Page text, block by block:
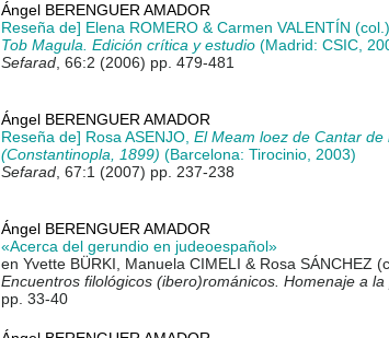
Ángel BERENGUER AMADOR
Reseña de] Elena ROMERO & Carmen VALENTÍN (col.)
Tob Magula. Edición crítica y estudio (Madrid: CSIC,
Sefarad , 66:2 (2006) pp. 479-481
Ángel BERENGUER AMADOR
Reseña de] Rosa ASENJO, El Meam loez de Cantar
(Constantinopla, 1899) (Barcelona: Tirocinio, 2003)
Sefarad , 67:1 (2007) pp. 237-238
Ángel BERENGUER AMADOR
«Acerca del gerundio en judeoespañol»
en Yvette BÜRKI, Manuela CIMELI & Rosa SÁNCHEZ
Encuentros filológicos (ibero)románicos. Homenaje a
pp. 33-40